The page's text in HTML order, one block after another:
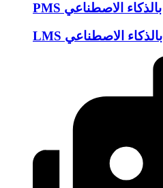
PMS بالذكاء الاصطناعي
LMS بالذكاء الاصطناعي